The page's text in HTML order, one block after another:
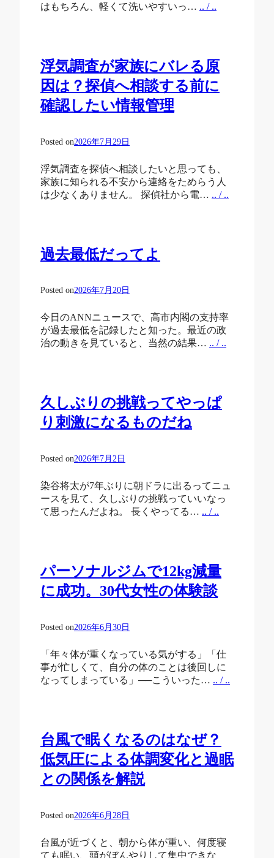
はもちろん、軽くて洗いやすいっ… .. / ..
浮気調査が家族にバレる原
因は？探偵へ相談する前に
確認したい情報管理
Posted on2026年7月29日
浮気調査を探偵へ相談したいと思っても、
家族に知られる不安から連絡をためらう人
は少なくありません。 探偵社から電… .. / ..
過去最低だってよ
Posted on2026年7月20日
今日のANNニュースで、高市内閣の支持率
が過去最低を記録したと知った。最近の政
治の動きを見ていると、当然の結果… .. / ..
久しぶりの挑戦ってやっぱ
り刺激になるものだね
Posted on2026年7月2日
染谷将太が7年ぶりに朝ドラに出るってニュ
ースを見て、久しぶりの挑戦っていいなっ
て思ったんだよね。 長くやってる… .. / ..
パーソナルジムで12kg減量
に成功。30代女性の体験談
Posted on2026年6月30日
「年々体が重くなっている気がする」「仕
事が忙しくて、自分の体のことは後回しに
なってしまっている」──こういった… .. / ..
台風で眠くなるのはなぜ？
低気圧による体調変化と過眠
との関係を解説
Posted on2026年6月28日
台風が近づくと、朝から体が重い、何度寝
ても眠い、頭がぼんやりして集中できな